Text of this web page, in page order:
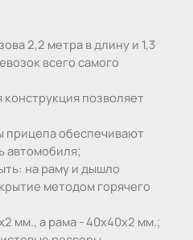
2,2 метра в длину и 1,3
всего самого
конструкция позволяет
прицепа обеспечивают
автомобиля;
на раму и дышло
методом горячего
мм., а рама - 40х40х2 мм.;